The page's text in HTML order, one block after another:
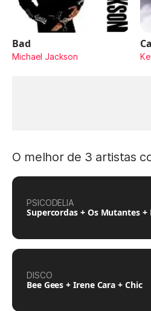
Bad
Michael Jackson
O melhor de 3 artistas
PSICODELIA
Supercordas + Os Mutantes +
DISCO
Bee Gees + Irene Cara + Chic